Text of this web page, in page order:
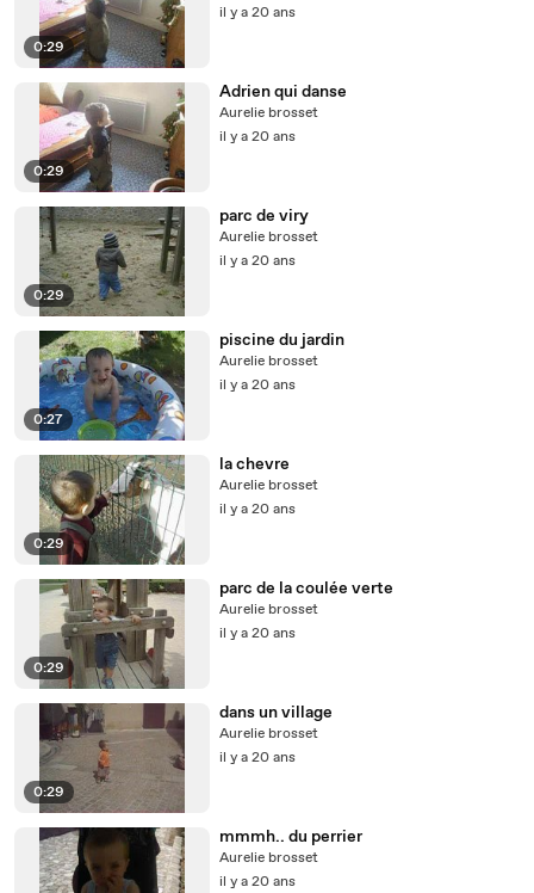
0:29
il y a 20 ans
0:29
Adrien qui danse
Aurelie brosset
il y a 20 ans
0:29
parc de viry
Aurelie brosset
il y a 20 ans
0:27
piscine du jardin
Aurelie brosset
il y a 20 ans
0:29
la chevre
Aurelie brosset
il y a 20 ans
0:29
parc de la coulée verte
Aurelie brosset
il y a 20 ans
0:29
dans un village
Aurelie brosset
il y a 20 ans
mmmh.. du perrier
Aurelie brosset
il y a 20 ans